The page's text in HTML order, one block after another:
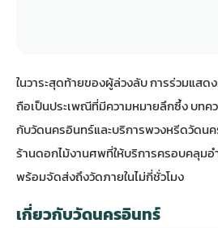
ในวาระสุดท้ายของผู้ล่วงลับ การร่วมแส
ถือเป็นประเพณีที่มีความหมายลึกซึ้ง บทค
กับวัดนครอินทร์และบริการพวงหรีดวัดน
ร้านดอกไม้งานศพที่ให้บริการครอบคลุม
พร้อมจัดส่งถึงวัดภายในไม่กี่ชั่วโมง
เกี่ยวกับวัดนครอินทร์